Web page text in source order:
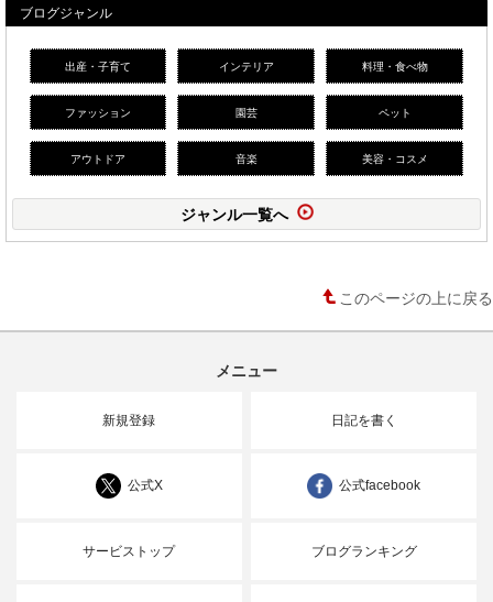
ブログジャンル
出産・子育て インテリア 料理・食べ物
ファッション 園芸 ペット
アウトドア 音楽 美容・コスメ
ジャンル一覧へ
このページの上に戻る
メニュー
新規登録 日記を書く
公式X 公式facebook
サービストップ ブログランキング